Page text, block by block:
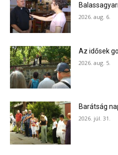
2026. aug. 6.
Az idősek
2026. aug. 5.
Barátság
2026. júl. 31.